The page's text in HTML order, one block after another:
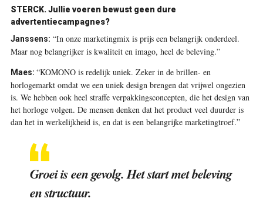
STERCK. Jullie voeren bewust geen dure
advertentiecampagnes?
Janssens: “In onze marketingmix is prijs een belangrijk onderdeel.
Maar nog belangrijker is kwaliteit en imago, heel de beleving.”
Maes: “KOMONO is redelijk uniek. Zeker in de brillen- en
horlogemarkt omdat we een uniek design brengen dat vrijwel ongezien
is. We hebben ook heel straffe verpakkingsconcepten, die het design van
het horloge volgen. De mensen denken dat het product veel duurder is
dan het in werkelijkheid is, en dat is een belangrijke marketingtroef.”
Groei is een gevolg. Het start met beleving
en structuur.